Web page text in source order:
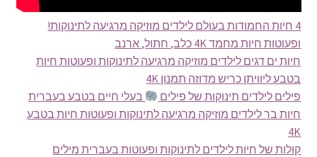
4 חיות החמודות בעולם לילדים מוזיקה מרגיעה לתינוקות!
ופעוטות חיות מחמד 4K כלב, חתול, ארנב
חיות ים דגים לילדים מוזיקה מרגיעה לתינוקות ופעוטות חיות
בטבע ליוויתן כריש מדוזה תמנון 4K
פילים לילדים תינוקות של פילים
בעלי חיים בטבע בעברית
חיות בר לילדים מוזיקה מרגיעה לתינוקות ופעוטות חיות בטבע
4K
קולות של חיות לילדים לתינוקות ופעוטות בעברית מילים